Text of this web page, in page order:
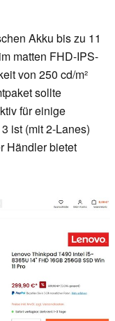
Akku bis zu 11
matten FHD-IPS-
von 250 cd/m²
sollte
für einige
ist (mit 2-Lanes)
Händler bietet